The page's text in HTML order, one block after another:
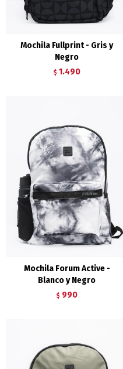
Mochila Fullprint - Gris y
Negro
$ 1.490
Mochila Forum Active -
Blanco y Negro
$ 990